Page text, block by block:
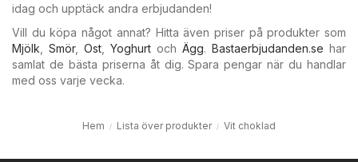
idag och upptäck andra erbjudanden!
Vill du köpa något annat? Hitta även priser på produkter som
Mjölk
Smör, Ost Yoghurt och Ägg. Bastaerbjudanden.se har
samlat de bästa priserna åt dig. Spara pengar när du handlar
med oss varje vecka.
Hem Lista över produkter Vit choklad